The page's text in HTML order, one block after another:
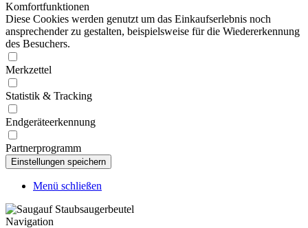
Komfortfunktionen
Diese Cookies werden genutzt um das Einkaufserlebnis noch
ansprechender zu gestalten, beispielsweise für die Wiedererkennung
des Besuchers.
Merkzettel
Statistik & Tracking
Endgeräteerkennung
Partnerprogramm
Menü schließen
Navigation